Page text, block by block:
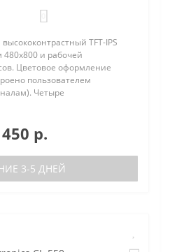
TFT-IPS
и рабочей
Цветовое оформление
пользователем
Четыре
р.
3-5 ДНЕЙ